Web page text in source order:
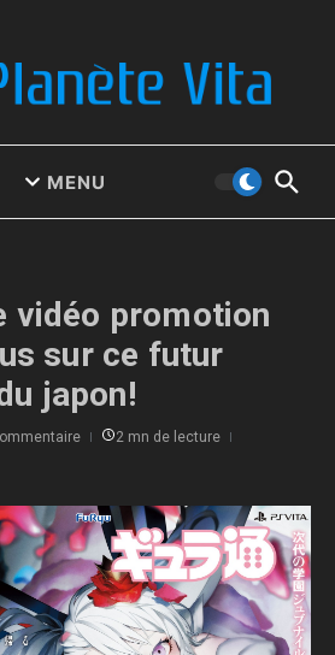
MENU
vidéo promotion
sur ce futur
japon!
2 mn de lecture